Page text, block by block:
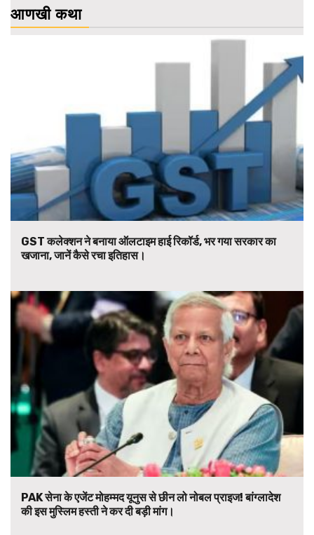
आणखी कथा
GST कलेक्शन ने बनाया ऑलटाइम हाई रिकॉर्ड, भर गया सरकार का
खजाना, जानें कैसे रचा इतिहास।
PAK सेना के एजेंट मोहम्मद यूनुस से छीन लो नोबल प्राइज! बांग्लादेश
की इस मुस्लिम हस्ती ने कर दी बड़ी मांग।